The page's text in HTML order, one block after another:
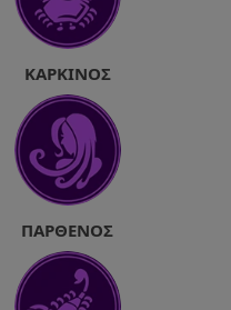
ΚΑΡΚΊΝΟΣ
ΠΑΡΘΈΝΟΣ